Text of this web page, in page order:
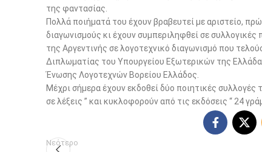
της φαντασίας.
Πολλά ποιήματά του έχουν βραβευτεί με αριστείο,
διαγωνισμούς κι έχουν συμπεριληφθεί σε
της Αργεντινής σε λογοτεχνικό διαγωνισμό που
Διπλωματίας του Υπουργείου Εξωτερικών της
Ένωσης Λογοτεχνών Βορείου Ελλάδος.
Μέχρι σήμερα έχουν εκδοθεί δύο ποιητικές συλλογές
σε λέξεις ” και κυκλοφορούν από τις εκδόσεις “ 24
Νεότερο